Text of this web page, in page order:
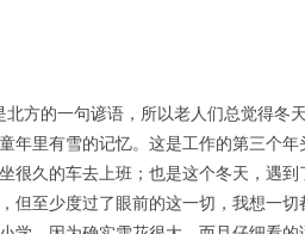
方的一句谚语，所以老人们总觉得冬
年里有雪的记忆。这是工作的第三个
很久的车去上班；也是这个冬天，遇
但至少度过了眼前的这一切，我想一